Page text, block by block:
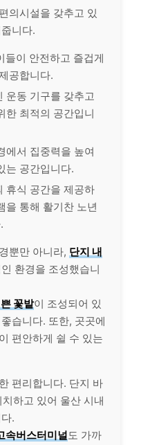
의시설을 갖추고 있
니다.
들이 안전하고 즐겁게
공합니다.
운동 기구를 갖추고
한 최적의 공간입니
에서 집중력을 높여
는 공간입니다.
휴식 공간을 제공하
을 통해 활기찬 노년
뿐만 아니라, 단지 내
환경을 조성했습니
꽃밭이 조성되어 있
습니다. 또한, 곳곳에
편안하게 쉴 수 있는
편리합니다. 단지 바
치하고 있어 울산 시내
.
속버스터미널도 가까